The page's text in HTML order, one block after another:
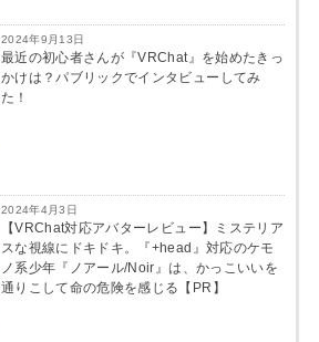
2024年9月13日
最近の初心者さんが『VRChat』を始めたきっ
かけは？パブリックでインタビューしてみ
た！
2024年4月3日
【VRChat対応アバターレビュー】ミステリア
スな視線にドキドキ。『+head』対応のケモ
ノ系少年『ノアール/Noir』は、かっこいいを
通りこして命の危険を感じる【PR】